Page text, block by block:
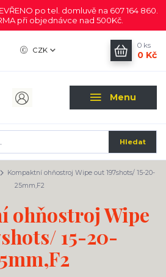
po tel. domluvě na 607 164 860.
při objednávce nad 500Kč.
Menu
CZK
Hledat
0 ks
0 Kč
Kompaktní ohňostroj Wipe out 197shots/ 15-20-
25mm,F2
ohňostroj Wipe
15-20-